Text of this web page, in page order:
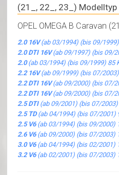
(21_, 22_, 23_) Modelltyp
OPEL OMEGA B Caravan
2.0 16V(ab 03/1994) (bis 09/
2.0 DTI 16V(ab 09/1997) (bis 09/
2.0(ab 03/1994) (bis 09/1999) 85
2.2 16V(ab 09/1999) (bis 07/
2.2 DTI 16V(ab 09/2000) (bis 07/
2.2 DTI 16V(ab 09/2000) (bis 07/
2.5 DTI(ab 09/2001) (bis 07/2003)
2.5 TD(ab 04/1994) (bis 07/2001)
2.5 V6(ab 03/1994) (bis 09/2000)
2.6 V6(ab 09/2000) (bis 07/2003)
3.0 V6(ab 04/1994) (bis 02/2001)
3.2 V6(ab 02/2001) (bis 07/2003)